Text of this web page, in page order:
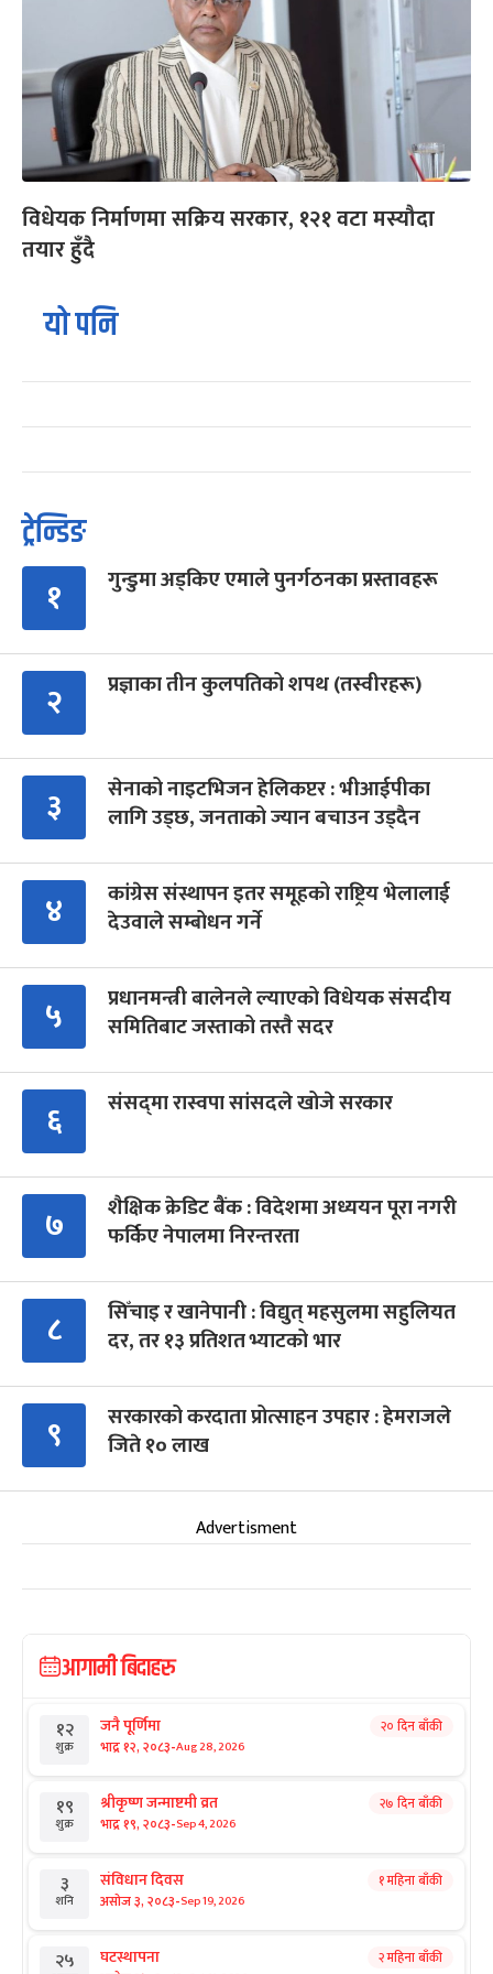
विधेयक निर्माणमा सक्रिय सरकार, १२१ वटा मस्यौदा
तयार हुँदै
यो पनि
ट्रेन्डिङ
१ गुन्डुमा अड्किए एमाले पुनर्गठनका प्रस्तावहरू
२ प्रज्ञाका तीन कुलपतिको शपथ (तस्वीरहरू)
३
सेनाको नाइटभिजन हेलिकप्टर : भीआईपीका
लागि उड्छ, जनताको ज्यान बचाउन उड्दैन
४
कांग्रेस संस्थापन इतर समूहको राष्ट्रिय भेलालाई
देउवाले सम्बोधन गर्ने
५
प्रधानमन्त्री बालेनले ल्याएको विधेयक संसदीय
समितिबाट जस्ताको तस्तै सदर
६ संसद्‍मा रास्वपा सांसदले खोजे सरकार
७
शैक्षिक क्रेडिट बैंक : विदेशमा अध्ययन पूरा नगरी
फर्किए नेपालमा निरन्तरता
८
सिँचाइ र खानेपानी : विद्युत् महसुलमा सहुलियत
दर, तर १३ प्रतिशत भ्याटको भार
९
सरकारको करदाता प्रोत्साहन उपहार : हेमराजले
जिते १० लाख
Advertisment
आगामी बिदाहरु
१२
शुक्र
जनै पूर्णिमा
भाद्र १२, २०८३-Aug 28, 2026
२० दिन बाँकी
१९
शुक्र
श्रीकृष्ण जन्माष्टमी व्रत
भाद्र १९, २०८३-Sep 4, 2026
२७ दिन बाँकी
३
शनि
संविधान दिवस
असोज ३, २०८३-Sep 19, 2026
१ महिना बाँकी
२५ घटस्थापना २ महिना बाँकी